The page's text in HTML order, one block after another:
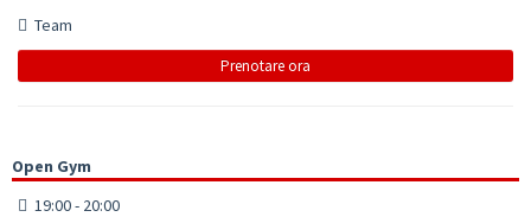
Team
Prenotare ora
Open Gym
19:00 - 20:00